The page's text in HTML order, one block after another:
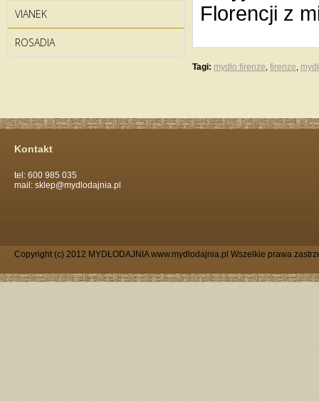
VIANEK
ROSADIA
Florencji z
Tagi: mydło firenze, firenze,
Kontakt
tel: 600 985 035
mail: sklep@mydlodajnia.pl
Copyright (c) 2012 MYDŁODAJNIA www.mydlodajnia.pl Wszelkie prawa